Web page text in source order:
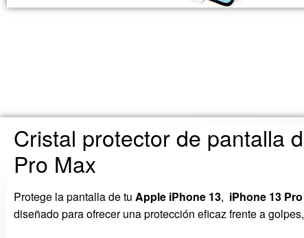
Cristal protector de pantalla
Pro Max
Protege la pantalla de tu Apple iPhone 13, iPhone 13 Pro
diseñado para ofrecer una protección eficaz frente a